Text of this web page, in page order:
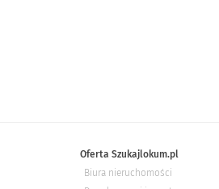
Oferta Szukajlokum.pl
Biura nieruchomości